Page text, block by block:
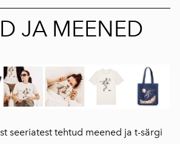
JA MEENED
seeriatest tehtud meened ja t-särgi